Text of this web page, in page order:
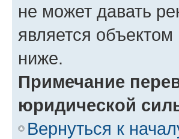
не может давать
является
ниже.
Примечание
юридической
Вернуться к